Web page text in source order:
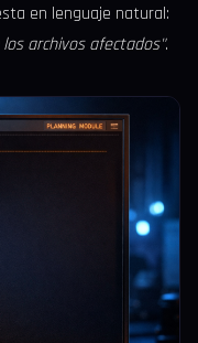
en lenguaje natural:
archivos afectados".